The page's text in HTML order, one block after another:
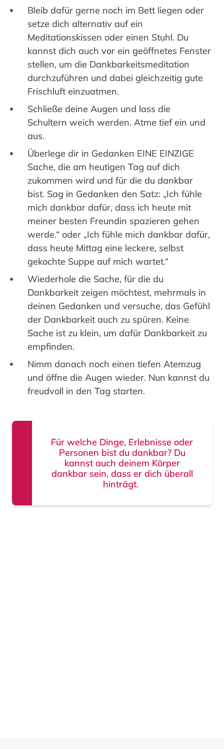
Bleib dafür gerne noch im Bett liegen oder
setze dich alternativ auf ein
Meditationskissen oder einen Stuhl. Du
kannst dich auch vor ein geöffnetes Fenster
stellen, um die Dankbarkeitsmeditation
durchzuführen und dabei gleichzeitig gute
Frischluft einzuatmen.
Schließe deine Augen und lass die
Schultern weich werden. Atme tief ein und
aus.
Überlege dir in Gedanken EINE EINZIGE
Sache, die am heutigen Tag auf dich
zukommen wird und für die du dankbar
bist. Sag in Gedanken den Satz: „Ich fühle
mich dankbar dafür, dass ich heute mit
meiner besten Freundin spazieren gehen
werde.“ oder „Ich fühle mich dankbar dafür,
dass heute Mittag eine leckere, selbst
gekochte Suppe auf mich wartet.“
Wiederhole die Sache, für die du
Dankbarkeit zeigen möchtest, mehrmals in
deinen Gedanken und versuche, das Gefühl
der Dankbarkeit auch zu spüren. Keine
Sache ist zu klein, um dafür Dankbarkeit zu
empfinden.
Nimm danach noch einen tiefen Atemzug
und öffne die Augen wieder. Nun kannst du
freudvoll in den Tag starten.
Für welche Dinge, Erlebnisse oder
Personen bist du dankbar? Du
kannst auch deinem Körper
dankbar sein, dass er dich überall
hinträgt.